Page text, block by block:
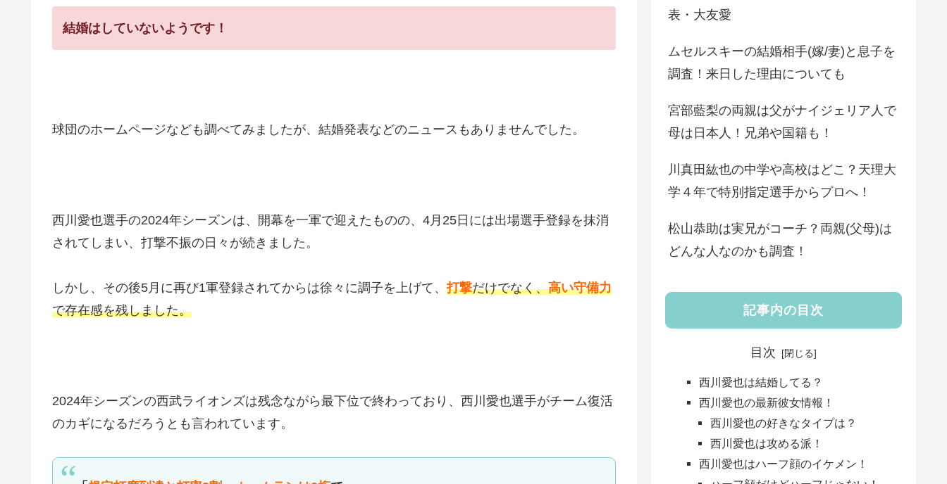
結婚はしていないようです！
球団のホームページなども調べてみましたが、結婚発表などのニュースもありませんでした。
西川愛也選手の2024年シーズンは、開幕を一軍で迎えたものの、4月25日には出場選手登録を抹消
されてしまい、打撃不振の日々が続きました。
しかし、その後5月に再び1軍登録されてからは徐々に調子を上げて、打撃だけでなく、高い守備力
で存在感を残しました。
2024年シーズンの西武ライオンズは残念ながら最下位で終わっており、西川愛也選手がチーム復活
のカギになるだろうとも言われています。
表・大友愛
ムセルスキーの結婚相手(嫁/妻)と息子を
調査！来日した理由についても
宮部藍梨の両親は父がナイジェリア人で
母は日本人！兄弟や国籍も！
川真田紘也の中学や高校はどこ？天理大
学４年で特別指定選手からプロへ！
松山恭助は実兄がコーチ？両親(父母)は
どんな人なのかも調査！
記事内の目次
目次
西川愛也は結婚してる？
西川愛也の最新彼女情報！
西川愛也の好きなタイプは？
西川愛也は攻める派！
西川愛也はハーフ顔のイケメン！